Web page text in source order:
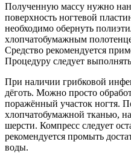
Полученную массу нужно
поверхность ногтевой
необходимо обернуть
хлопчатобумажным
Средство рекомендуется
Процедуру следует
При наличии грибковой
дёготь. Можно просто
поражённый участок ногтя.
хлопчатобумажной тканью,
шерсти. Компресс следует
рекомендуется промыть
воды.